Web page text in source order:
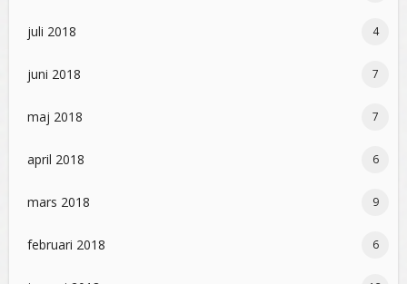
juli 2018 4
juni 2018 7
maj 2018 7
april 2018 6
mars 2018 9
februari 2018 6